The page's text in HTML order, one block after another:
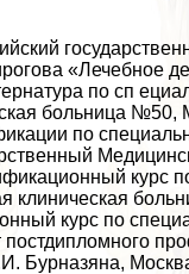
«Лечебное
по сп
больница №50,
по
курс
клиническая
курс по
постдипломного
Бурназяна,